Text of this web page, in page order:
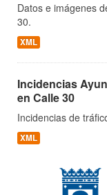
Datos e imágenes
30.
XML
Incidencias
en Calle 30
Incidencias de
XML